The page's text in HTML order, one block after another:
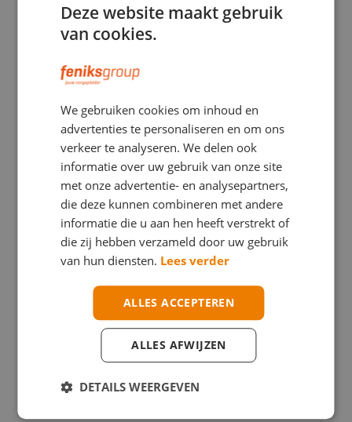
Stuwband versus tourniquet: een verwarrend
verschil met mogelijk ernstige gevolgen
Deze website maakt gebruik
van cookies.
We gebruiken cookies om inhoud en
advertenties te personaliseren en om ons
verkeer te analyseren. We delen ook
informatie over uw gebruik van onze site
met onze advertentie- en analysepartners,
die deze kunnen combineren met andere
informatie die u aan hen heeft verstrekt of
die zij hebben verzameld door uw gebruik
van hun diensten. Lees verder
ALLES ACCEPTEREN
ALLES AFWIJZEN
DETAILS WEERGEVEN